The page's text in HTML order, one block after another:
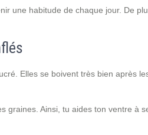
une habitude de chaque jour. De
Elles se boivent très bien après
graines. Ainsi, tu aides ton ventre à